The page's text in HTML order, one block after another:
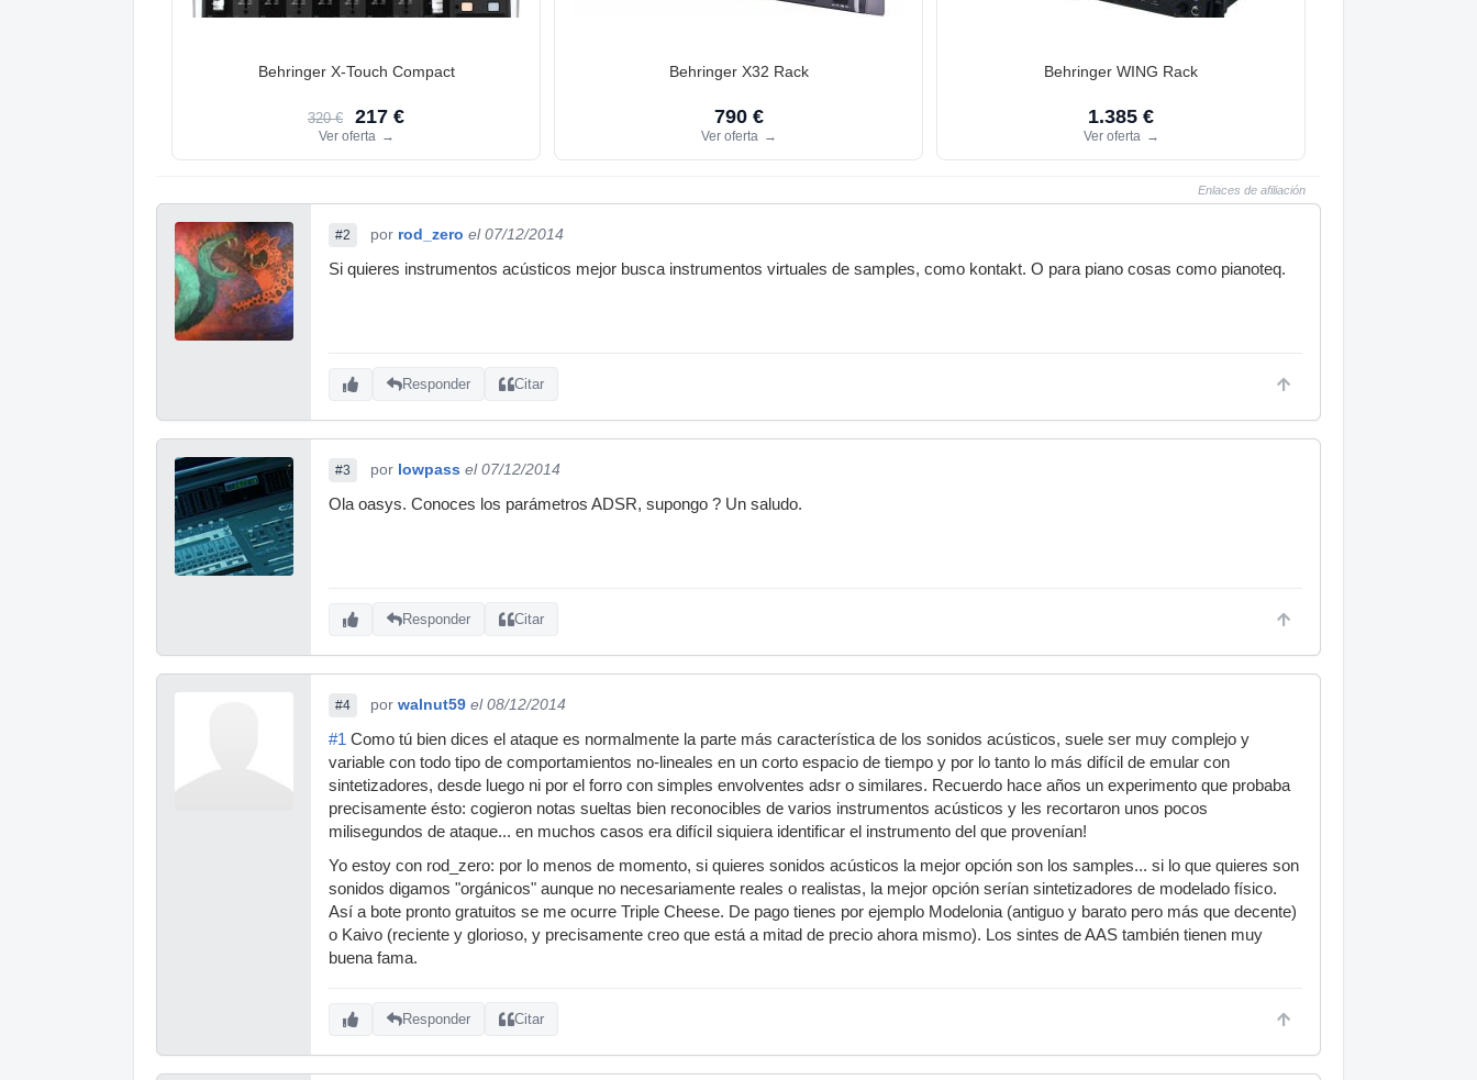
Behringer X-Touch Compact
320 € 217 €
Ver oferta →
Behringer X32 Rack
790 €
Ver oferta →
Behringer WING Rack
1.385 €
Ver oferta →
Enlaces de afiliación
#2 por rod_zero el 07/12/2014
Si quieres instrumentos acústicos mejor busca instrumentos virtuales de samples, como kontakt. O para piano cosas como pianoteq.
Responder Citar
#3 por lowpass el 07/12/2014
Ola oasys. Conoces los parámetros ADSR, supongo ? Un saludo.
Responder Citar
#4 por walnut59 el 08/12/2014
#1 Como tú bien dices el ataque es normalmente la parte más característica de los sonidos acústicos, suele ser muy complejo y
variable con todo tipo de comportamientos no-lineales en un corto espacio de tiempo y por lo tanto lo más difícil de emular con
sintetizadores, desde luego ni por el forro con simples envolventes adsr o similares. Recuerdo hace años un experimento que probaba
precisamente ésto: cogieron notas sueltas bien reconocibles de varios instrumentos acústicos y les recortaron unos pocos
milisegundos de ataque... en muchos casos era difícil siquiera identificar el instrumento del que provenían!
Yo estoy con rod_zero: por lo menos de momento, si quieres sonidos acústicos la mejor opción son los samples... si lo que quieres son
sonidos digamos "orgánicos" aunque no necesariamente reales o realistas, la mejor opción serían sintetizadores de modelado físico.
Así a bote pronto gratuitos se me ocurre Triple Cheese. De pago tienes por ejemplo Modelonia (antiguo y barato pero más que decente)
o Kaivo (reciente y glorioso, y precisamente creo que está a mitad de precio ahora mismo). Los sintes de AAS también tienen muy
buena fama.
Responder Citar